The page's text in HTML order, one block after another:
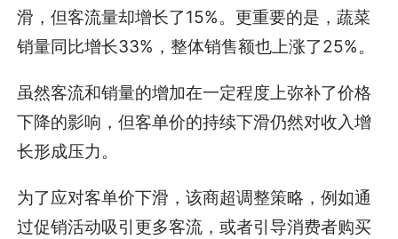
滑，但客流量却增长了15%。更重要的是，蔬菜
销量同比增长33%，整体销售额也上涨了25%。
虽然客流和销量的增加在一定程度上弥补了价格
下降的影响，但客单价的持续下滑仍然对收入增
长形成压力。
为了应对客单价下滑，该商超调整策略，例如通
过促销活动吸引更多客流，或者引导消费者购买